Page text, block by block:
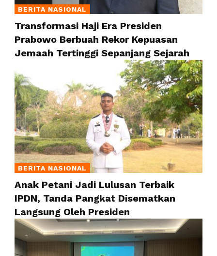
BERITA NASIONAL
Transformasi Haji Era Presiden
Prabowo Berbuah Rekor Kepuasan
Jemaah Tertinggi Sepanjang Sejarah
BERITA NASIONAL
Anak Petani Jadi Lulusan Terbaik
IPDN, Tanda Pangkat Disematkan
Langsung Oleh Presiden